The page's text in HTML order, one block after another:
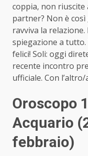
coppia, non riuscite
partner? Non è
ravviva la
spiegazione a
felici! Soli: oggi
recente incontro
ufficiale. Con
Oroscopo
Acquario
febbraio)